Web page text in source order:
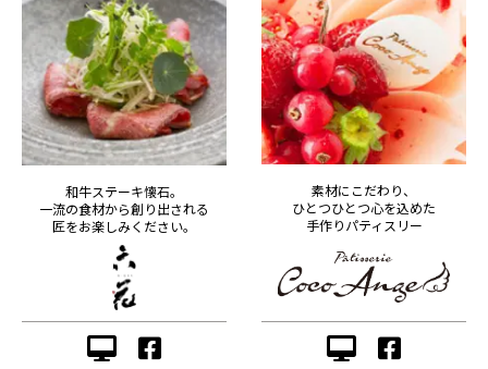
和牛ステーキ懐石。
一流の食材から創り出される
匠をお楽しみください。
素材にこだわり、
ひとつひとつ心を込めた
手作りパティスリー